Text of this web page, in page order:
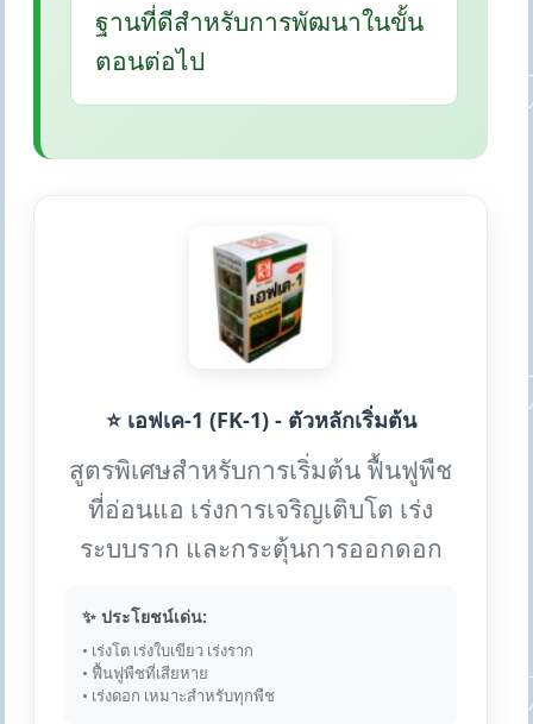
ฐานที่ดีสำหรับการพัฒนาในขั้น
ตอนต่อไป
⭐ เอฟเค-1 (FK-1) - ตัวหลักเริ่มต้น
สูตรพิเศษสำหรับการเริ่มต้น ฟื้นฟูพืช
ที่อ่อนแอ เร่งการเจริญเติบโต เร่ง
ระบบราก และกระตุ้นการออกดอก
✨ ประโยชน์เด่น:
• เร่งโต เร่งใบเขียว เร่งราก
• ฟื้นฟูพืชที่เสียหาย
• เร่งดอก เหมาะสำหรับทุกพืช